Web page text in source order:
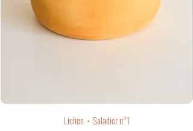
Lichen・Saladier n°1